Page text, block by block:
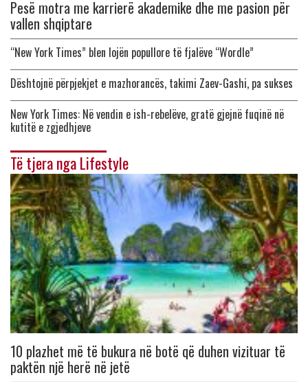
Pesë motra me karrierë akademike dhe me pasion për
vallen shqiptare
“New York Times” blen lojën popullore të fjalëve “Wordle”
Dështojnë përpjekjet e mazhorancës, takimi Zaev-Gashi, pa sukses
New York Times: Në vendin e ish-rebelëve, gratë gjejnë fuqinë në
kutitë e zgjedhjeve
Të tjera nga Lifestyle
10 plazhet më të bukura në botë që duhen vizituar të
paktën një herë në jetë